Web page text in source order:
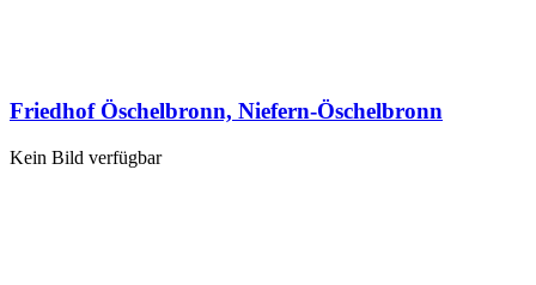
Friedhof Öschelbronn, Niefern-Öschelbronn
Kein Bild verfügbar